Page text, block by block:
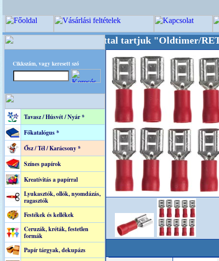
Cikkszám, vagy keresett szó
Tavasz / Húsvét / Nyár *
Főkatalógus *
Ősz / Tél / Karácsony *
Színes papírok
Kreatívitás a papírral
Lyukasztók, ollók, nyomdázás,
ragasztók
Festékek és kellékek
Ceruzák, kréták, festetlen
formák
Papír tárgyak, dekupázs
akarattal tartjuk "Oldtimer/RETRO"